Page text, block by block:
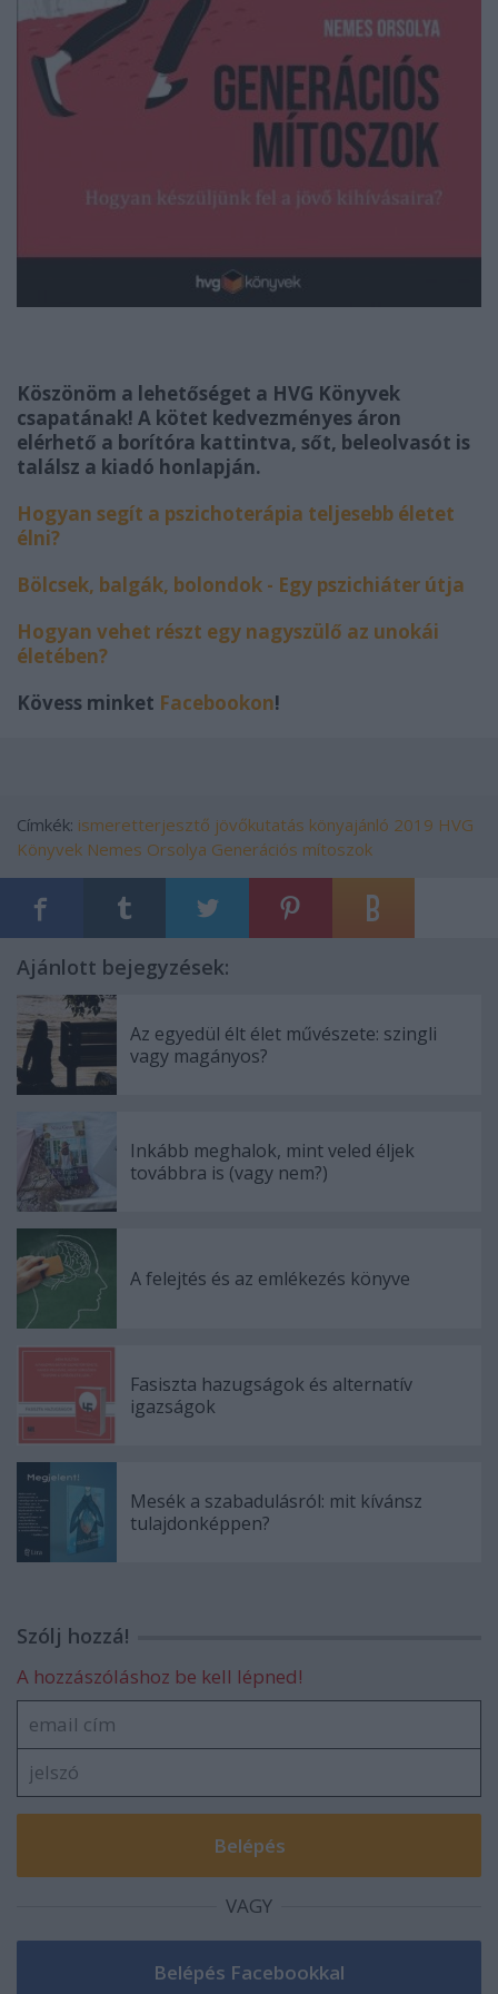
Köszönöm a lehetőséget a HVG Könyvek
csapatának! A kötet kedvezményes áron
elérhető a borítóra kattintva, sőt, beleolvasót is
találsz a kiadó honlapján.
Hogyan segít a pszichoterápia teljesebb életet
élni?
Bölcsek, balgák, bolondok - Egy pszichiáter útja
Hogyan vehet részt egy nagyszülő az unokái
életében?
Kövess minket Facebookon!
Címkék: ismeretterjesztő jövőkutatás könyajánló 2019 HVG
Könyvek Nemes Orsolya Generációs mítoszok
Ajánlott bejegyzések:
Az egyedül élt élet művészete: szingli
vagy magányos?
Inkább meghalok, mint veled éljek
továbbra is (vagy nem?)
A felejtés és az emlékezés könyve
Fasiszta hazugságok és alternatív
igazságok
Mesék a szabadulásról: mit kívánsz
tulajdonképpen?
Szólj hozzá!
A hozzászóláshoz be kell lépned!
VAGY